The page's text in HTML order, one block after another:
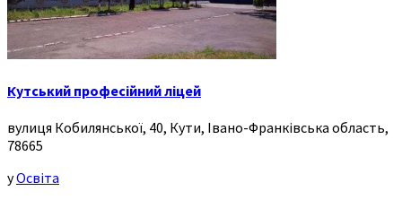
Кутський професійний ліцей
вулиця Кобилянської, 40, Кути, Івано-Франківська область,
78665
уОсвіта